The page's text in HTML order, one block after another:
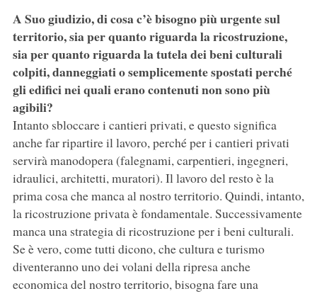
A Suo giudizio, di cosa c’è bisogno più urgente sul
territorio, sia per quanto riguarda la ricostruzione,
sia per quanto riguarda la tutela dei beni culturali
colpiti, danneggiati o semplicemente spostati perché
gli edifici nei quali erano contenuti non sono più
agibili?
Intanto sbloccare i cantieri privati, e questo significa
anche far ripartire il lavoro, perché per i cantieri privati
servirà manodopera (falegnami, carpentieri, ingegneri,
idraulici, architetti, muratori). Il lavoro del resto è la
prima cosa che manca al nostro territorio. Quindi, intanto,
la ricostruzione privata è fondamentale. Successivamente
manca una strategia di ricostruzione per i beni culturali.
Se è vero, come tutti dicono, che cultura e turismo
diventeranno uno dei volani della ripresa anche
economica del nostro territorio, bisogna fare una